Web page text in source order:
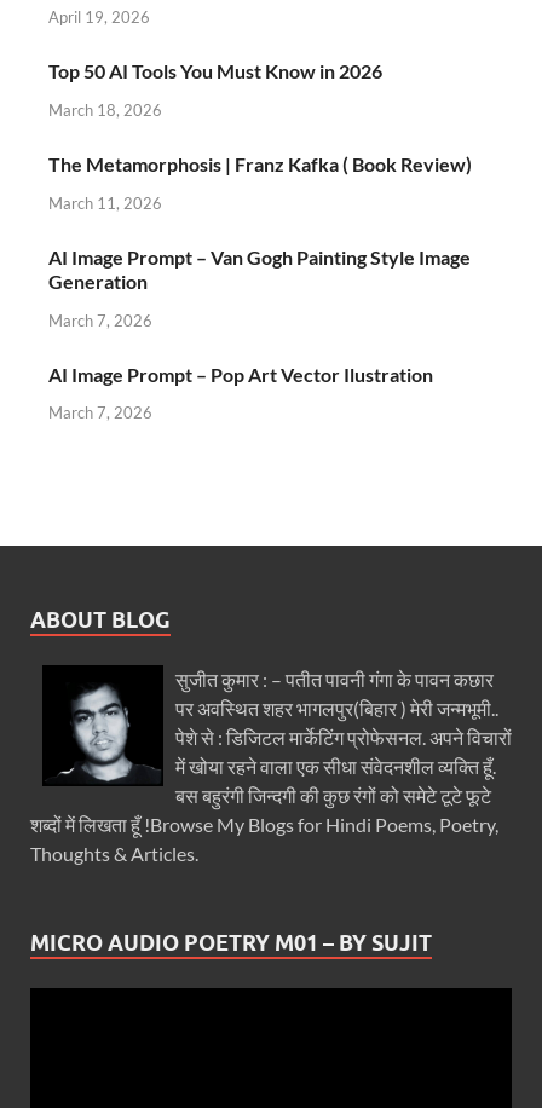
April 19, 2026
Top 50 AI Tools You Must Know in 2026
March 18, 2026
The Metamorphosis | Franz Kafka ( Book Review)
March 11, 2026
AI Image Prompt – Van Gogh Painting Style Image
Generation
March 7, 2026
AI Image Prompt – Pop Art Vector Ilustration
March 7, 2026
ABOUT BLOG
सुजीत कुमार : – पतीत पावनी गंगा के पावन कछार
पर अवस्थित शहर भागलपुर(बिहार ) मेरी जन्मभूमी..
पेशे से : डिजिटल मार्केटिंग प्रोफेसनल. अपने विचारों
में खोया रहने वाला एक सीधा संवेदनशील व्यक्ति हूँ.
बस बहुरंगी जिन्दगी की कुछ रंगों को समेटे टूटे फूटे
शब्दों में लिखता हूँ !Browse My Blogs for Hindi Poems, Poetry,
Thoughts & Articles.
MICRO AUDIO POETRY M01 – BY SUJIT